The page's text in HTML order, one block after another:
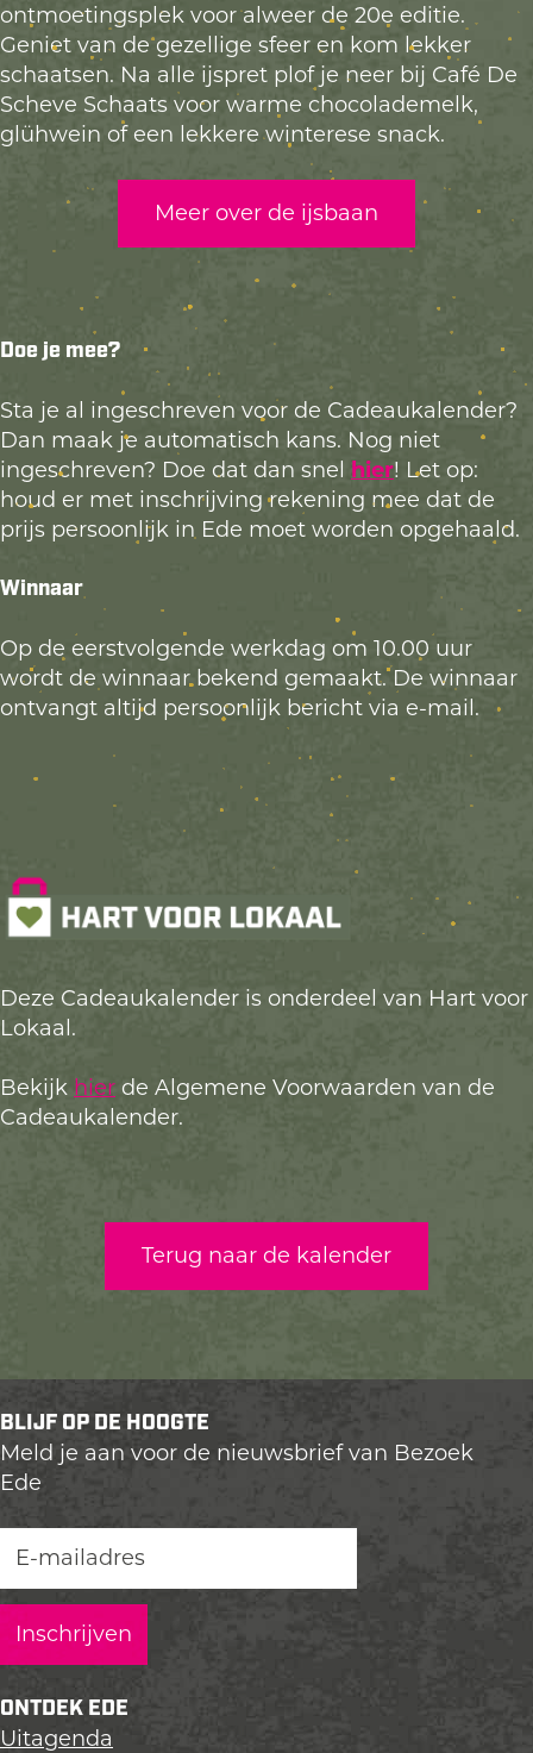
ontmoetingsplek voor alweer de 20e editie.
Geniet van de gezellige sfeer en kom lekker
schaatsen. Na alle ijspret plof je neer bij Café De
Scheve Schaats voor warme chocolademelk,
glühwein of een lekkere winterese snack.
Meer over de ijsbaan
Doe je mee?
Sta je al ingeschreven voor de Cadeaukalender?
Dan maak je automatisch kans. Nog niet
ingeschreven? Doe dat dan snel
hier! Let op:
houd er met inschrijving rekening mee dat de
prijs persoonlijk in Ede moet worden opgehaald.
Winnaar
Op de eerstvolgende werkdag om 10.00 uur
wordt de winnaar bekend gemaakt. De winnaar
ontvangt altijd persoonlijk bericht via e-mail.
Deze Cadeaukalender is onderdeel van Hart voor
Lokaal.
Bekijk hier de Algemene Voorwaarden van de
Cadeaukalender.
Terug naar de kalender
BLIJF OP DE HOOGTE
Meld je aan voor de nieuwsbrief van Bezoek
Ede
ONTDEK EDE
Uitagenda